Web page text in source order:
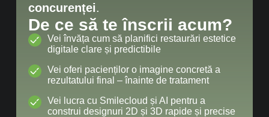
concurenței.
De ce să te înscrii acum?
Vei învăța cum să planifici restaurări estetice
digitale clare și predictibile
Vei oferi pacienților o imagine concretă a
rezultatului final – înainte de tratament
Vei lucra cu Smilecloud și AI pentru a
construi designuri 2D și 3D rapide și precise